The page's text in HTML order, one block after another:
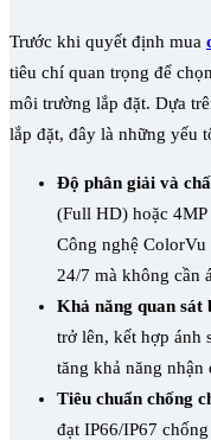
Trước khi quyết định mua
tiêu chí quan trọng để
môi trường lắp đặt. Dựa
lắp đặt, đây là những yếu
Độ phân giải và
(Full HD) hoặc 4MP
Công nghệ
24/7 mà không cần
Khả năng quan sát
trở lên, kết hợp ánh
tăng khả năng nhận
Tiêu chuẩn chống
đạt IP66/IP67